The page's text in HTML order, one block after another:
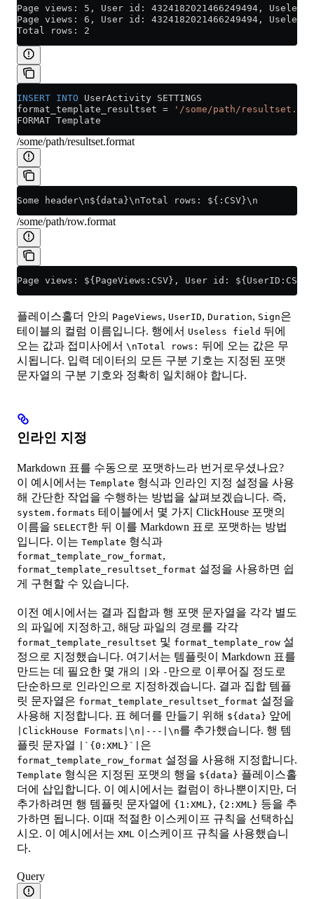
Page views: 5, User id: 4324182021466249494,
Page views: 6, User id: 4324182021466249494,
Total rows: 2
INSERT INTO UserActivity SETTINGS
format_template_resultset = '/some/path/
FORMAT Template
/some/path/resultset.format
Some header\n${data}\nTotal rows: ${:CSV}\n
/some/path/row.format
Page views: ${PageViews:CSV}, User id:
플레이스홀더 안의 PageViews, UserID, Duration, Sign은
테이블의 컬럼 이름입니다. 행에서 Useless field 뒤에
오는 값과 접미사에서 \nTotal rows: 뒤에 오는 값은 무
시됩니다. 입력 데이터의 모든 구분 기호는 지정된 포맷
문자열의 구분 기호와 정확히 일치해야 합니다.
인라인 지정
Markdown 표를 수동으로 포맷하느라 번거로우셨나요?
이 예시에서는 Template 형식과 인라인 지정 설정을 사용
해 간단한 작업을 수행하는 방법을 살펴보겠습니다. 즉,
system.formats 테이블에서 몇 가지 ClickHouse 포맷의
이름을 SELECT한 뒤 이를 Markdown 표로 포맷하는 방법
입니다. 이는 Template 형식과
format_template_row_format,
format_template_resultset_format 설정을 사용하면 쉽
게 구현할 수 있습니다.
이전 예시에서는 결과 집합과 행 포맷 문자열을 각각 별도
의 파일에 지정하고, 해당 파일의 경로를 각각
format_template_resultset 및 format_template_row 설
정으로 지정했습니다. 여기서는 템플릿이 Markdown 표를
만드는 데 필요한 몇 개의
와 - 만으로 이루어질 정도로
단순하므로 인라인으로 지정하겠습니다. 결과 집합 템플
릿 문자열은 format_template_resultset_format 설정을
사용해 지정합니다. 표 헤더를 만들기 위해 ${data} 앞에
|ClickHouse Formats|\n|---|\n를 추가했습니다. 행 템
플릿 문자열
|`{0:XML}`| 은
format_template_row_format 설정을 사용해 지정합니다.
Template 형식은 지정된 포맷의 행을 ${data} 플레이스홀
더에 삽입합니다. 이 예시에서는 컬럼이 하나뿐이지만, 더
추가하려면 행 템플릿 문자열에
{1:XML}, {2:XML} 등을 추
가하면 됩니다. 이때 적절한 이스케이프 규칙을 선택하십
시오. 이 예시에서는 XML
이스케이프 규칙을 사용했습니
다.
Query